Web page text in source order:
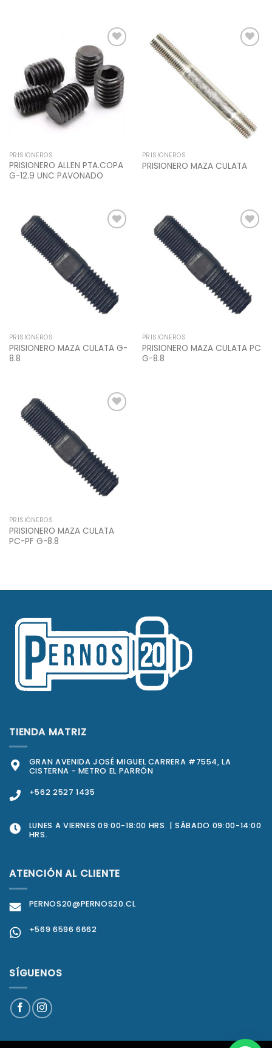
Add to
Wishlist
PRISIONEROS
PRISIONERO ALLEN PTA.COPA
G-12.9 UNC PAVONADO
PRISIONEROS
PRISIONERO MAZA CULATA
PRISIONEROS
PRISIONERO MAZA CULATA G-
8.8
PRISIONEROS
PRISIONERO MAZA CULATA PC
G-8.8
PRISIONEROS
PRISIONERO MAZA CULATA
PC-PF G-8.8
TIENDA MATRIZ
GRAN AVENIDA JOSÉ MIGUEL CARRERA #7554, LA
CISTERNA - METRO EL PARRÓN
+562 2527 1435
LUNES A VIERNES 09:00-18:00 HRS. | SÁBADO 09:00-14:00
HRS.
ATENCIÓN AL CLIENTE
PERNOS20@PERNOS20.CL
+569 6596 6662
SÍGUENOS